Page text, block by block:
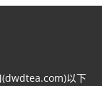
以下